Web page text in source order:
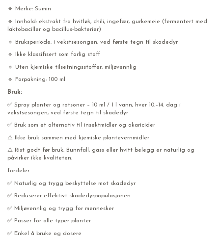
🔹 Merke: Sumin
🔹 Innhold: ekstrakt fra hvitløk, chili, ingefær, gurkemeie (fermentert med
laktobaciller og bacillus-bakterier)
🔹 Bruksperiode: i vekstsesongen, ved første tegn til skadedyr
🔹 Ikke klassifisert som farlig stoff
🔹 Uten kjemiske tilsetningsstoffer, miljøvennlig
🔹 Forpakning: 100 ml
Bruk:
✅ Spray planter og rotsoner – 10 ml / 1 l vann, hver 10.–14. dag i
vekstsesongen, ved første tegn til skadedyr
✅ Bruk som et alternativ til insektmidler og akaricider
⚠️ Ikke bruk sammen med kjemiske plantevernmidler
⚠️ Rist godt før bruk. Bunnfall, gass eller hvitt belegg er naturlig og
påvirker ikke kvaliteten.
fordeler
✅ Naturlig og trygg beskyttelse mot skadedyr
✅ Reduserer effektivt skadedyrpopulasjonen
✅ Miljøvennlig og trygg for mennesker
✅ Passer for alle typer planter
✅ Enkel å bruke og dosere